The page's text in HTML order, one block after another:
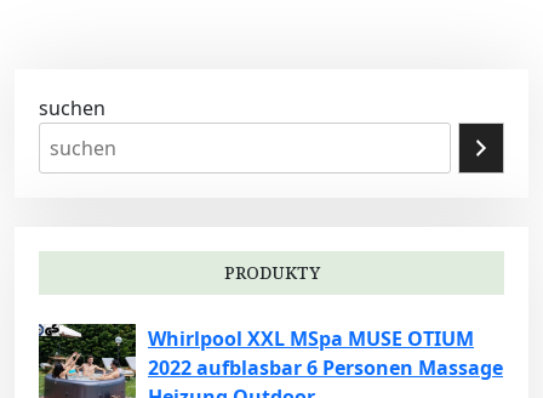
suchen
PRODUKTY
Whirlpool XXL MSpa MUSE OTIUM
2022 aufblasbar 6 Personen Massage